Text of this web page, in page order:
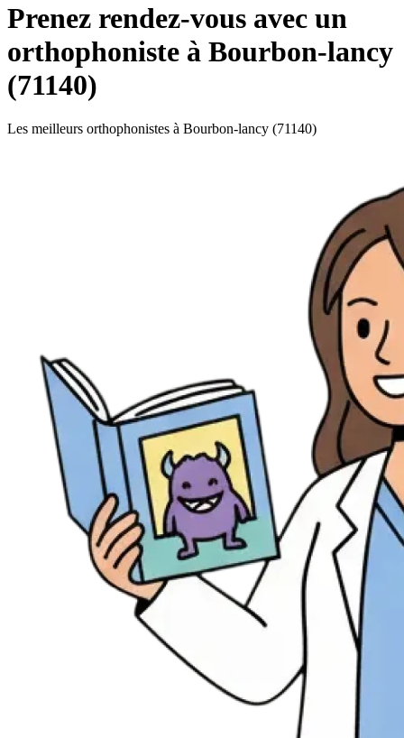
Prenez rendez-vous avec un
orthophoniste à Bourbon-lancy
(71140)
Les meilleurs orthophonistes à Bourbon-lancy (71140)